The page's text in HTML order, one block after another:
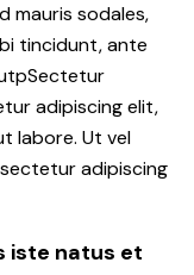
mauris sodales,
tincidunt, ante
adipiscing elit,
labore. Ut vel
adipiscing
iste natus et